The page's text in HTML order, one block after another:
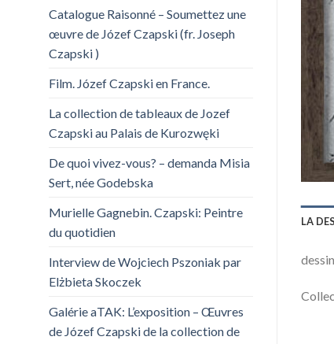
Catalogue Raisonné – Soumettez une
œuvre de Józef Czapski (fr. Joseph
Czapski )
Film. Józef Czapski en France.
La collection de tableaux de Jozef
Czapski au Palais de Kurozwęki
De quoi vivez-vous? – demanda Misia
Sert, née Godebska
Murielle Gagnebin. Czapski: Peintre
du quotidien
Interview de Wojciech Pszoniak par
Elżbieta Skoczek
Galérie aTAK: L’exposition – Œuvres
de Józef Czapski de la collection de
LA